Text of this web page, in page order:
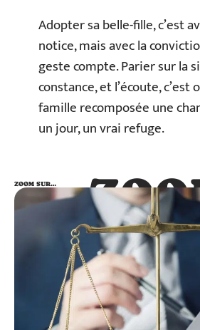
Adopter sa belle-fille, c’est
notice, mais avec la
geste compte. Parier sur la
constance, et l’écoute,
famille recomposée une
un jour, un vrai refuge.
ZOOM SUR…